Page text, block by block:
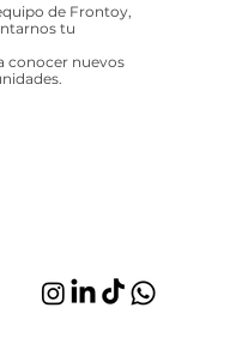
de Frontoy,
tu
conocer nuevos